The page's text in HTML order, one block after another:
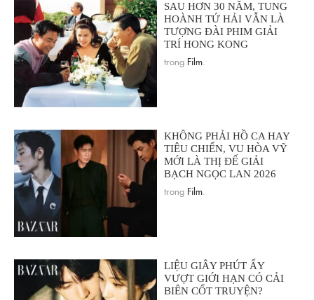
SAU HƠN 30 NĂM, TUNG
HOÀNH TỨ HẢI VẪN LÀ
TƯỢNG ĐÀI PHIM GIẢI
TRÍ HONG KONG
trong Film
KHÔNG PHẢI HỒ CA HAY
TIÊU CHIẾN, VU HÒA VỸ
MỚI LÀ THỊ ĐẾ GIẢI
BẠCH NGỌC LAN 2026
trong Film
LIỆU GIÂY PHÚT ẤY
VƯỢT GIỚI HẠN CÓ CẢI
BIÊN CỐT TRUYỆN?